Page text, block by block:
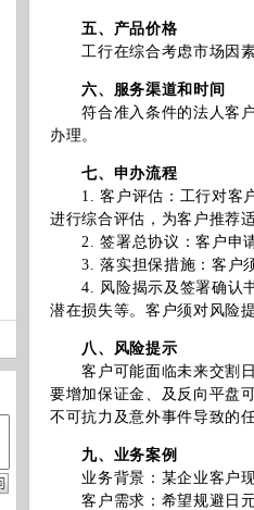
五、产品价格
工行在综合考虑市场因素
六、服务渠道和时间
符合准入条件的法人客户
办理。
七、申办流程
1. 客户评估：工行对客户
进行综合评估，为客户推荐
2. 签署总协议：客户申请
3. 落实担保措施：客户须
4. 风险揭示及签署确认书
潜在损失等。客户须对风险
八、风险提示
客户可能面临未来交割日
要增加保证金、及反向平盘
不可抗力及意外事件导致的
九、业务案例
业务背景：某企业客户现
客户需求：希望规避日元